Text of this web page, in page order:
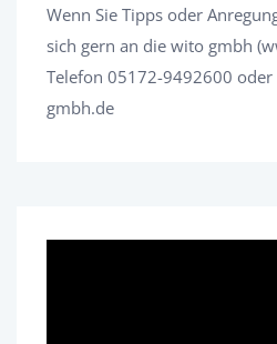
Wenn Sie Tipps oder
sich gern an die wito gmbh
Telefon 05172-9492600
gmbh.de